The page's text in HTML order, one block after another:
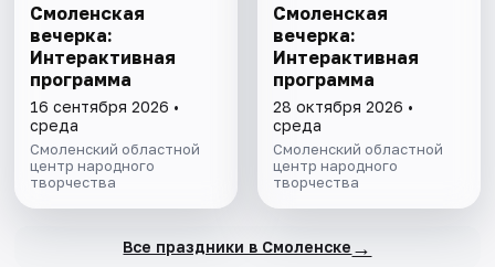
Смоленская
вечерка:
Интерактивная
программа
16 сентября 2026 •
среда
Смоленский областной
центр народного
творчества
Смоленская
вечерка:
Интерактивная
программа
28 октября 2026 •
среда
Смоленский областной
центр народного
творчества
Все праздники в Смоленске →